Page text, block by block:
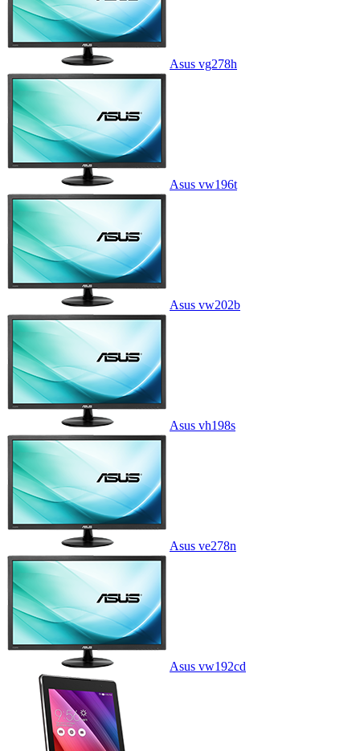
Asus vg278h
Asus vw196t
Asus vw202b
Asus vh198s
Asus ve278n
Asus vw192cd